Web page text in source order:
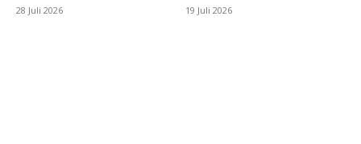
28 Juli 2026 19 Juli 2026